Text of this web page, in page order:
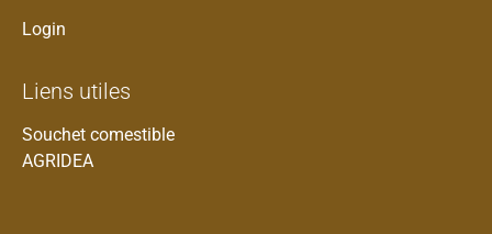
Login
Liens utiles
Souchet comestible
AGRIDEA